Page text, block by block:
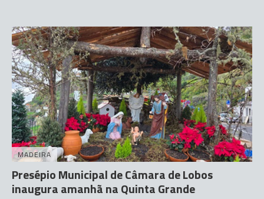
MADEIRA
Presépio Municipal de Câmara de Lobos
inaugura amanhã na Quinta Grande